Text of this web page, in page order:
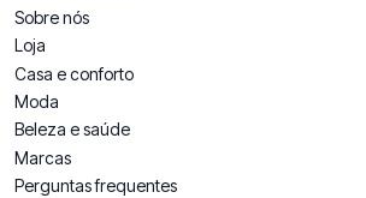
Sobre nós
Loja
Casa e conforto
Moda
Beleza e saúde
Marcas
Perguntas frequentes